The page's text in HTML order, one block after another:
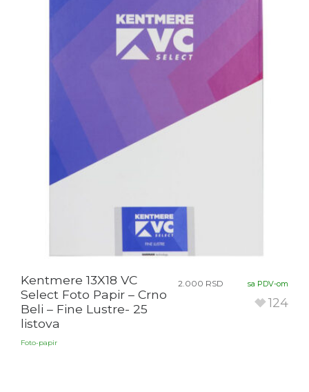
Kentmere 13X18 VC
Select Foto Papir – Crno
Beli – Fine Lustre- 25
listova
Foto-papir
2.000 RSD sa PDV-om
124